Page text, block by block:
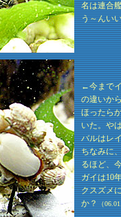
名は連合
う～んい
←今まで
の違いか
ほったら
いた。や
バルはレ
ちなみに
るほど、
ガイは10
クスズメ
か？（